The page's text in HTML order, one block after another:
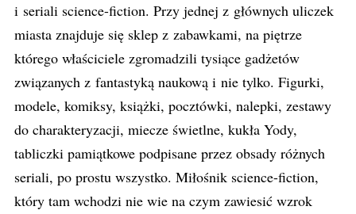
i seriali science-fiction. Przy jednej z głównych uliczek
miasta znajduje się sklep z zabawkami, na piętrze
którego właściciele zgromadzili tysiące gadżetów
związanych z fantastyką naukową i nie tylko. Figurki,
modele, komiksy, książki, pocztówki, nalepki, zestawy
do charakteryzacji, miecze świetlne, kukła Yody,
tabliczki pamiątkowe podpisane przez obsady różnych
seriali, po prostu wszystko. Miłośnik science-fiction,
który tam wchodzi nie wie na czym zawiesić wzrok